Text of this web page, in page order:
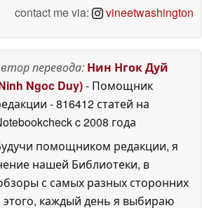
contact me via:
vineetwashington
перевода: Нин Нгок Дуй
Ngoc Duy)- Помощник
- 816412 статей на
c 2008 года
помощником редакции, я
нашей Библиотеки, в
с самых разных сторонних
каждый день я выбираю